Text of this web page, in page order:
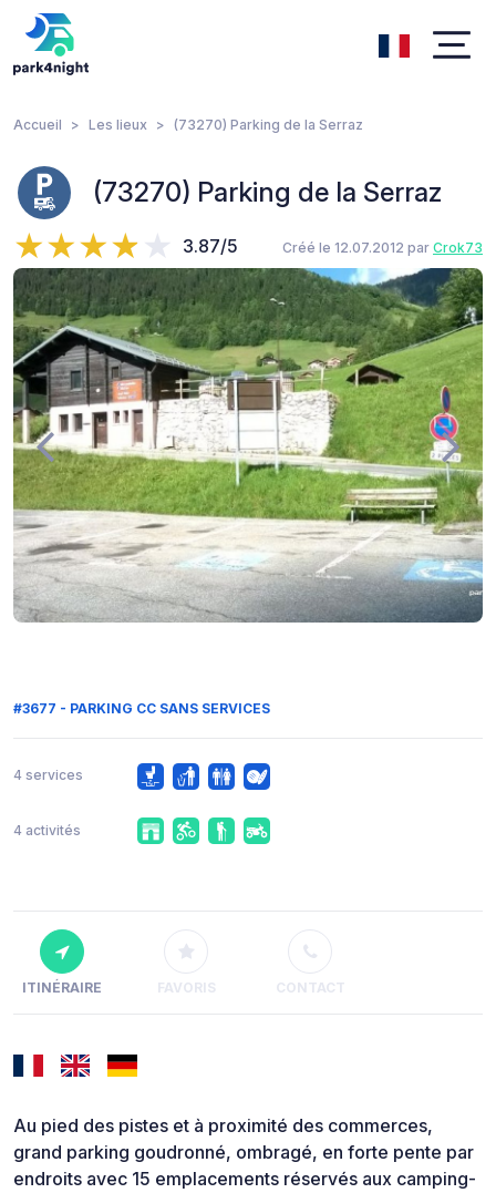
Accueil Les lieux (73270) Parking de la Serraz
(73270) Parking de la Serraz
3.87/5 Créé le 12.07.2012 par Crok73
#3677 - PARKING CC SANS SERVICES
4 services
4 activités
ITINÉRAIRE FAVORIS CONTACT
Au pied des pistes et à proximité des commerces,
grand parking goudronné, ombragé, en forte pente par
endroits avec 15 emplacements réservés aux camping-